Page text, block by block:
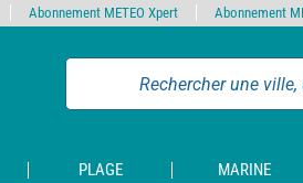
PLAGE MARINE
Abonnement METEO Xpert Abonnement